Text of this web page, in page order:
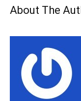
About The